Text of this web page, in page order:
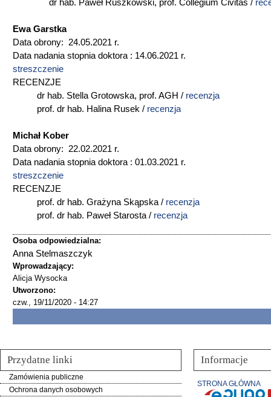
dr hab. Paweł Ruszkowski, prof. Collegium Civitas /
Ewa Garstka
Data obrony: 24.05.2021 r.
Data nadania stopnia doktora : 14.06.2021 r.
streszczenie
RECENZJE
dr hab. Stella Grotowska, prof. AGH / recenzja
prof. dr hab. Halina Rusek / recenzja
Michał Kober
Data obrony: 22.02.2021 r.
Data nadania stopnia doktora : 01.03.2021 r.
streszczenie
RECENZJE
prof. dr hab. Grażyna Skąpska / recenzja
prof. dr hab. Paweł Starosta / recenzja
Osoba odpowiedzialna:
Anna Stelmaszczyk
Wprowadzający:
Alicja Wysocka
Utworzono:
czw., 19/11/2020 - 14:27
Przydatne linki
Zamówienia publiczne
Ochrona danych osobowych
Informacje
STRONA GŁÓWNA